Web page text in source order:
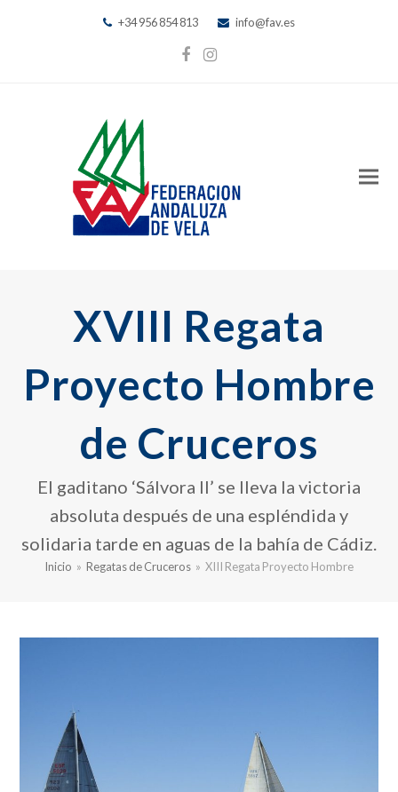
+34 956 854 813 info@fav.es
Facebook
Instagram
XVIII Regata
Proyecto Hombre
de Cruceros
El gaditano ‘Sálvora II’ se lleva la victoria
absoluta después de una espléndida y
solidaria tarde en aguas de la bahía de Cádiz.
Inicio » Regatas de Cruceros » XIII Regata Proyecto Hombre